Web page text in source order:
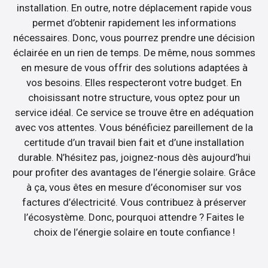
installation. En outre, notre déplacement rapide vous
permet d’obtenir rapidement les informations
nécessaires. Donc, vous pourrez prendre une décision
éclairée en un rien de temps. De même, nous sommes
en mesure de vous offrir des solutions adaptées à
vos besoins. Elles respecteront votre budget. En
choisissant notre structure, vous optez pour un
service idéal. Ce service se trouve être en adéquation
avec vos attentes. Vous bénéficiez pareillement de la
certitude d’un travail bien fait et d’une installation
durable. N’hésitez pas, joignez-nous dès aujourd’hui
pour profiter des avantages de l’énergie solaire. Grâce
à ça, vous êtes en mesure d’économiser sur vos
factures d’électricité. Vous contribuez à préserver
l’écosystème. Donc, pourquoi attendre ? Faites le
choix de l’énergie solaire en toute confiance !